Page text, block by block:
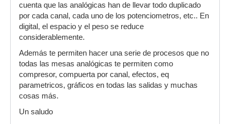
cuenta que las analógicas han de llevar todo duplicado
por cada canal, cada uno de los potenciometros, etc.. En
digital, el espacio y el peso se reduce
considerablemente.
Además te permiten hacer una serie de procesos que no
todas las mesas analógicas te permiten como
compresor, compuerta por canal, efectos, eq
parametricos, gráficos en todas las salidas y muchas
cosas más.
Un saludo